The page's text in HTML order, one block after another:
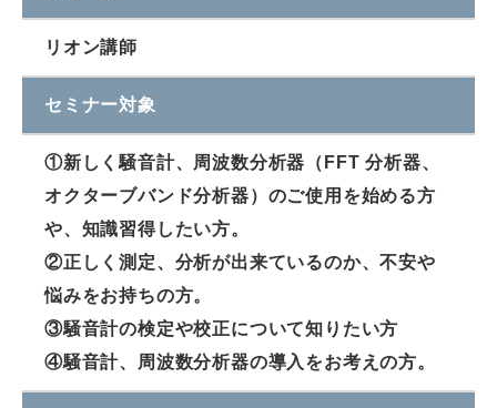
リオン講師
セミナー対象
①新しく騒音計、周波数分析器（FFT 分析器、
オクターブバンド分析器）のご使用を始める方
や、知識習得したい方。
②正しく測定、分析が出来ているのか、不安や
悩みをお持ちの方。
③騒音計の検定や校正について知りたい方
④騒音計、周波数分析器の導入をお考えの方。